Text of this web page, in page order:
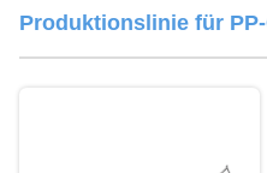
Produktionslinie für PP-